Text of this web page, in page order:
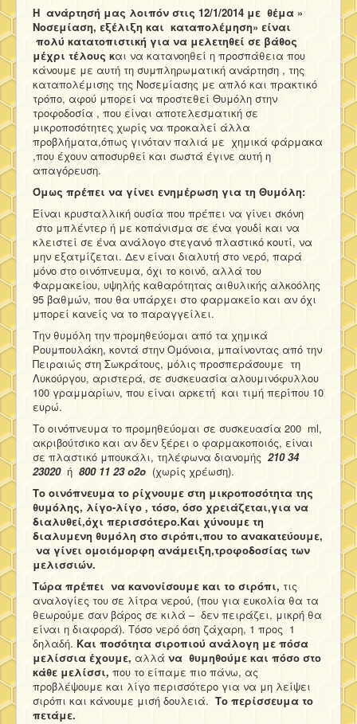
Η ανάρτησή μας λοιπόν στις 12/1/2014 με θέμα »
Νοσεμίαση, εξέλιξη και καταπολέμηση» είναι
πολύ κατατοπιστική για να μελετηθεί σε βάθος
μέχρι τέλους και να κατανοηθεί η προσπάθεια που
κάνουμε με αυτή τη συμπληρωματική ανάρτηση , της
καταπολέμισης της Νοσεμίασης με απλό και πρακτικό
τρόπο, αφού μπορεί να προστεθεί Θυμόλη στην
τροφοδοσία , που είναι αποτελεσματική σε
μικροποσότητες χωρίς να προκαλεί άλλα
προβλήματα,όπως γινόταν παλιά με χημικά φάρμακα
,που έχουν αποσυρθεί και σωστά έγινε αυτή η
απαγόρευση.
Όμως πρέπει να γίνει ενημέρωση για τη Θυμόλη:
Είναι κρυσταλλική ουσία που πρέπει να γίνει σκόνη
στο μπλέντερ ή με κοπάνισμα σε ένα γουδί και να
κλειστεί σε ένα ανάλογο στεγανό πλαστικό κουτί, να
μην εξατμίζεται. Δεν είναι διαλυτή στο νερό, παρά
μόνο στο οινόπνευμα, όχι το κοινό, αλλά του
Φαρμακείου, υψηλής καθαρότητας αιθυλικής αλκοόλης
95 βαθμών, που θα υπάρχει στο φαρμακείο και αν όχι
μπορεί κανείς να το παραγγείλει.
Την θυμόλη την προμηθεύομαι από τα χημικά
Ρουμπουλάκη, κοντά στην Ομόνοια, μπαίνοντας από την
Πειραιώς στη Σωκράτους, μόλις προσπεράσουμε τη
Λυκούργου, αριστερά, σε συσκευασία αλουμινόφυλλου
100 γραμμαρίων, που είναι αρκετή και τιμή περίπου 10
ευρώ.
Το οινόπνευμα το προμηθεύομαι σε συσκευασία 200 ml,
ακριβούτσικο και αν δεν ξέρει ο φαρμακοποιός, είναι
σε πλαστικό μπουκάλι, τηλέφωνα διανομής 210 34
23020 ή 800 11 23 ο2ο (χωρίς χρέωση).
Το οινόπνευμα το ρίχνουμε στη μικροποσότητα της
θυμόλης, λίγο-λίγο , τόσο, όσο χρειάζεται,για να
διαλυθεί,όχι περισσότερο.Και χύνουμε τη
διαλυμενη θυμόλη στο σιρόπι,που το ανακατεύουμε,
να γίνει ομοιόμορφη ανάμειξη,τροφοδοσίας των
μελισσιών.
Τώρα πρέπει να κανονίσουμε και το σιρόπι, τις
αναλογίες του σε λίτρα νερού, (που για ευκολία θα τα
θεωρούμε σαν βάρος σε κιλά – δεν πειράζει, μικρή θα
είναι η διαφορά). Τόσο νερό όση ζάχαρη, 1 προς 1
δηλαδή. Και ποσότητα σιροπιού ανάλογη με πόσα
μελίσσια έχουμε, αλλά να θυμηθούμε και πόσο στο
κάθε μελίσσι, που το είπαμε πιο πάνω, ας
προβλέψουμε και λίγο περισσότερο για να μη λείψει
σιρόπι και κάνουμε μισή δουλειά. Το περίσσευμα το
πετάμε.